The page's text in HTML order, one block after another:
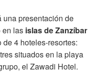
una presentación de
en las islas de Zanzíbar
4 hoteles-resortes:
situados en la playa
el Zawadi Hotel.